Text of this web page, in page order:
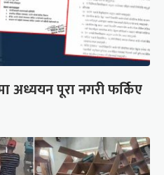
अध्ययन पूरा नगरी फर्किए